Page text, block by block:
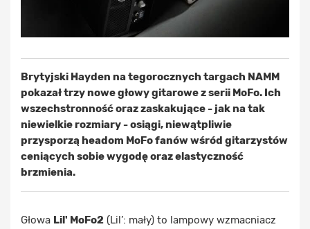
Brytyjski Hayden na tegorocznych targach NAMM
pokazał trzy nowe głowy gitarowe z serii MoFo. Ich
wszechstronność oraz zaskakujące - jak na tak
niewielkie rozmiary - osiągi, niewątpliwie
przysporzą headom MoFo fanów wśród gitarzystów
ceniących sobie wygodę oraz elastyczność
brzmienia.
Głowa Lil' MoFo2 (Lil’: mały) to lampowy wzmacniacz